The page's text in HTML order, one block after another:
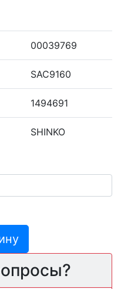
00039769
SAC9160
1494691
SHINKO